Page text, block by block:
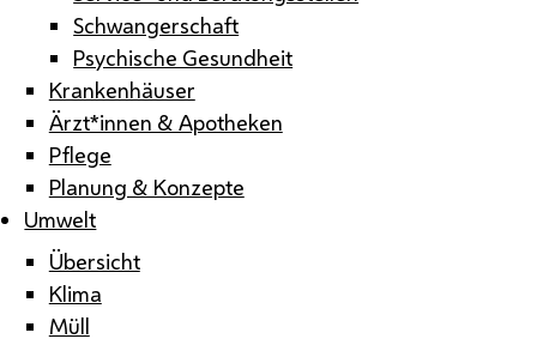
Schwangerschaft
Psychische Gesundheit
Krankenhäuser
Ärzt*innen & Apotheken
Pflege
Planung & Konzepte
Umwelt
Übersicht
Klima
Müll